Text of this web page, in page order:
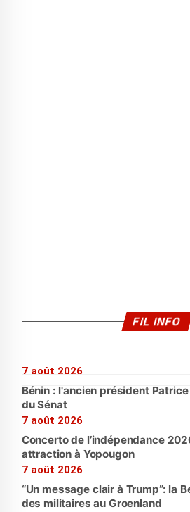
FIL INFO
7 août 2026
Bénin : l'ancien président
du Sénat
7 août 2026
Concerto de l’indépendance
attraction à Yopougon
7 août 2026
“Un message clair à Trump”: la
des militaires au Groenland